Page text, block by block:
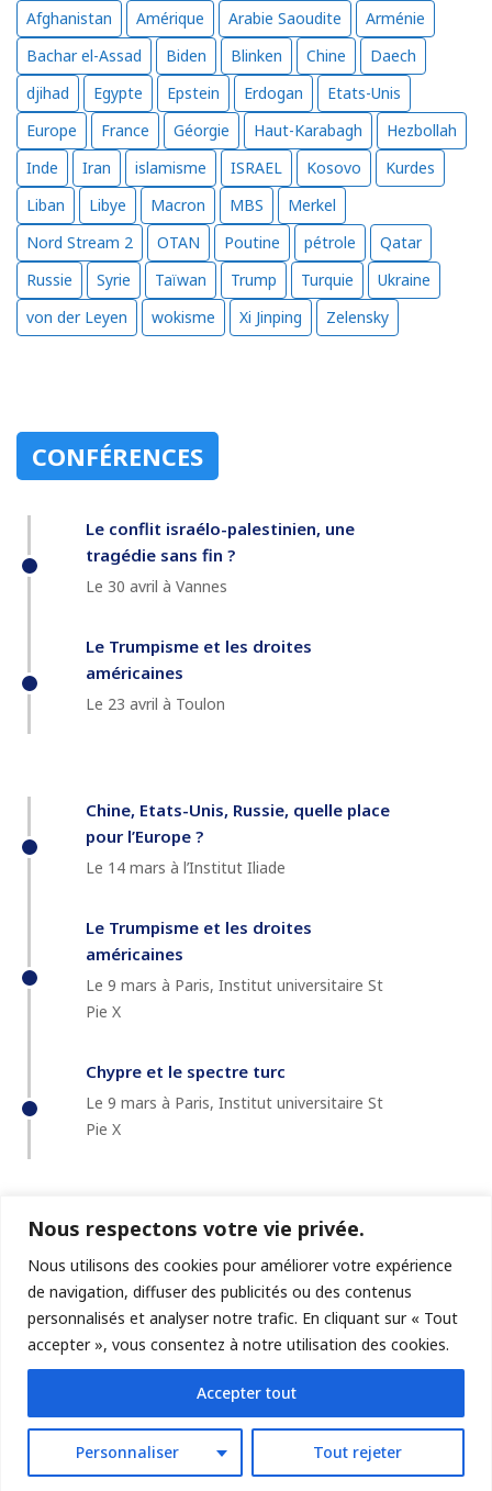
Nous respectons votre vie privée.
Nous utilisons des cookies pour améliorer votre expérience
de navigation, diffuser des publicités ou des contenus
personnalisés et analyser notre trafic. En cliquant sur « Tout
accepter », vous consentez à notre utilisation des cookies.
Personnaliser Tout rejeter
Accepter tout
Afghanistan Amérique Arabie Saoudite
Arménie
Bachar el-Assad
Biden Blinken Chine
Daech
djihad
Egypte Epstein Erdogan
Etats-Unis
Europe
France Géorgie Haut-Karabagh
Hezbollah
Inde
Iran islamisme ISRAEL Kosovo
Kurdes
Liban
Libye Macron MBS
Merkel
Nord Stream 2
OTAN Poutine pétrole
Qatar
Russie
Syrie Taïwan Trump Turquie
Ukraine
von der Leyen
wokisme Xi Jinping Zelensky
CONFÉRENCES
Le conflit israélo-palestinien, une
tragédie sans fin ?
Le 30 avril à Vannes
Le Trumpisme et les droites
américaines
Le 23 avril à Toulon
Chine, Etats-Unis, Russie, quelle place
pour l’Europe ?
Le 14 mars à l’Institut Iliade
Le Trumpisme et les droites
américaines
Le 9 mars à Paris, Institut universitaire St
Pie X
Chypre et le spectre turc
Le 9 mars à Paris, Institut universitaire St
Pie X